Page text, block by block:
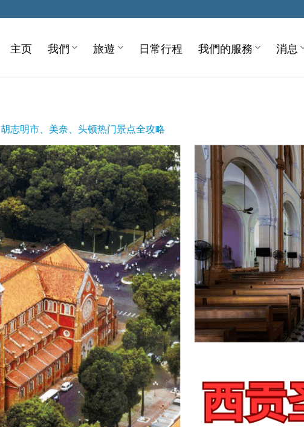
主页 我們 旅遊 日常行程 我們的服務 消息
胡志明市、美奈、头顿热门景点全攻略